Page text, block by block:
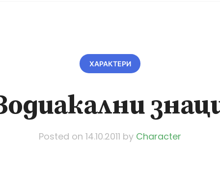
ХАРАКТЕРИ
Posted on 14.10.2011 by Character